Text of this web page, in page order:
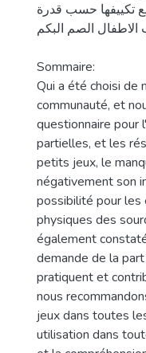
مع تكييفها حسب قدرة
الاطفال الصم البكم .
Sommaire:
Qui a été choisi de
communauté, et
questionnaire
partielles, et les
petits jeux, le
négativement son
possibilité pour les
physiques des
également
demande de la
pratiquent et
nous
jeux dans toutes
utilisation dans